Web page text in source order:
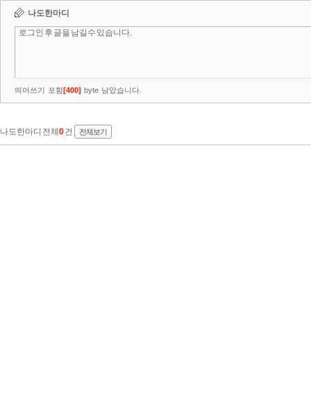
나도한마디
띄어쓰기 포함[400] byte 남았습니다.
나도한마디 전체 0건 전체보기